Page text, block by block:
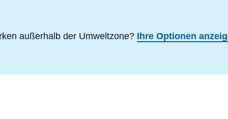
außerhalb der Umweltzone? Ihre Optionen